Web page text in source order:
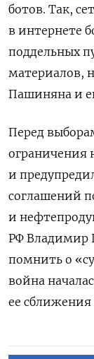
ботов. Так,
в интернете
поддельных
материалов,
Пашиняна и
Перед
ограничения
и
соглашений
и
РФ Владимир
помнить о
война
ее сближения